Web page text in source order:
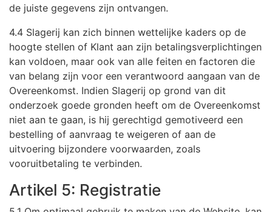
de juiste gegevens zijn ontvangen.
4.4 Slagerij kan zich binnen wettelijke kaders op de
hoogte stellen of Klant aan zijn betalingsverplichtingen
kan voldoen, maar ook van alle feiten en factoren die
van belang zijn voor een verantwoord aangaan van de
Overeenkomst. Indien Slagerij op grond van dit
onderzoek goede gronden heeft om de Overeenkomst
niet aan te gaan, is hij gerechtigd gemotiveerd een
bestelling of aanvraag te weigeren of aan de
uitvoering bijzondere voorwaarden, zoals
vooruitbetaling te verbinden.
Artikel 5: Registratie